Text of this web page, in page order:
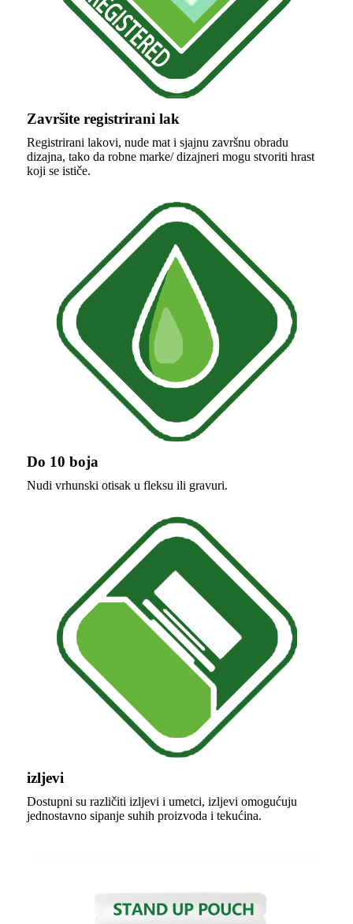
Završite registrirani lak
Registrirani lakovi, nude mat i sjajnu završnu obradu
dizajna, tako da robne marke/ dizajneri mogu stvoriti hrast
koji se ističe.
Do 10 boja
Nudi vrhunski otisak u fleksu ili gravuri.
izljevi
Dostupni su različiti izljevi i umetci, izljevi omogućuju
jednostavno sipanje suhih proizvoda i tekućina.